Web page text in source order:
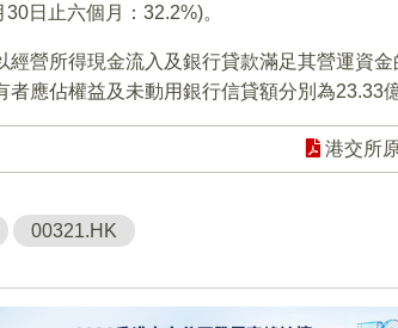
日止六個月：32.2%)。
經營所得現金流入及銀行貸款滿足其營運資
者應佔權益及未動用銀行信貸額分別為23.33
港交所
00321.HK